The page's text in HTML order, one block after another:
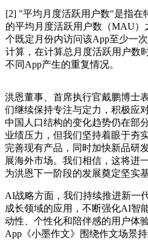
[2] "平均月度活跃用户数"是指在
的平均月度活跃用户数（MAU
个既定月份内访问该App至少一
计算，在计算总月度活跃用户数
不同App产生的重复情况。
洪恩董事、首席执行官戴鹏博士
们继续保持专注与定力，积极应
中国人口结构的变化趋势仍在部
业绩压力，但我们坚持着眼于夯
完善现有产品，同时加快新品研
展海外市场。我们相信，这将进
为洪恩下一阶段的发展奠定坚实基
AI战略方面，我们持续推进新一
成长领域的应用，不断强化AI智
动性、个性化和陪伴感的用户体
App《小墨作文》围绕作文场景